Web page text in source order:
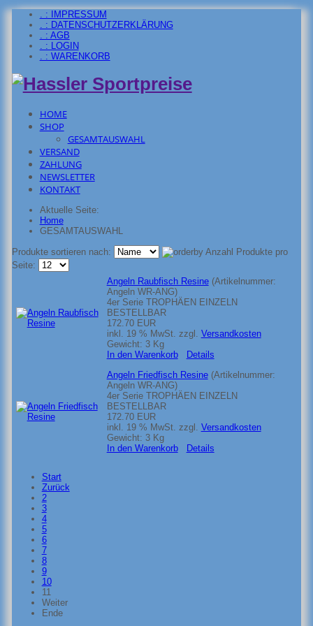
. : IMPRESSUM
. : DATENSCHUTZERKLÄRUNG
. : AGB
. : LOGIN
. : WARENKORB
HOME
SHOP
GESAMTAUSWAHL
VERSAND
ZAHLUNG
NEWSLETTER
KONTAKT
Aktuelle Seite:
Home
GESAMTAUSWAHL
Produkte sortieren nach:
Anzahl Produkte pro
Seite:
Angeln Raubfisch Resine (Artikelnummer:
Angeln WR-ANG)
4er Serie TROPHÄEN EINZELN
BESTELLBAR
172.70 EUR
inkl. 19 % MwSt. zzgl. Versandkosten
Gewicht: 3 Kg
In den Warenkorb
Details
Angeln Friedfisch Resine (Artikelnummer:
Angeln WR-ANG)
4er Serie TROPHÄEN EINZELN
BESTELLBAR
172.70 EUR
inkl. 19 % MwSt. zzgl. Versandkosten
Gewicht: 3 Kg
In den Warenkorb
Details
Start
Zurück
2
3
4
5
6
7
8
9
10
11
Weiter
Ende